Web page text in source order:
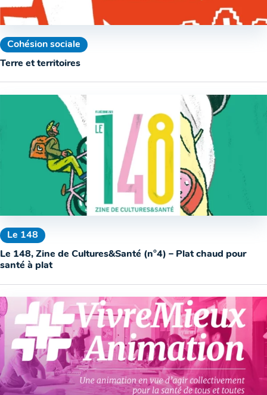
Cohésion sociale
Terre et territoires
Le 148
Le 148, Zine de Cultures&Santé (n°4) – Plat chaud pour
santé à plat